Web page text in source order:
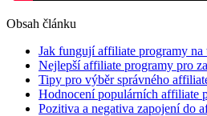
Obsah článku
Jak fungují affiliate programy na
Nejlepší affiliate programy pro
Tipy pro výběr správného
Hodnocení populárních affiliate
Pozitiva a negativa zapojení do